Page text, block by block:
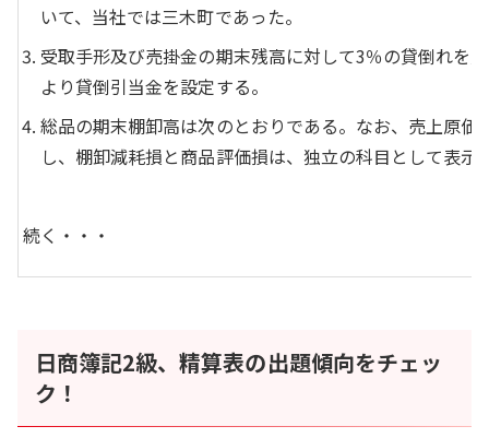
いて、当社では三木町であった。
受取手形及び売掛金の期末残高に対して3％の貸倒れを
より貸倒引当金を設定する。
総品の期末棚卸高は次のとおりである。なお、売上原価
し、棚卸減耗損と商品評価損は、独立の科目として表示
続く・・・
日商簿記2級、精算表の出題傾向をチェッ
ク！